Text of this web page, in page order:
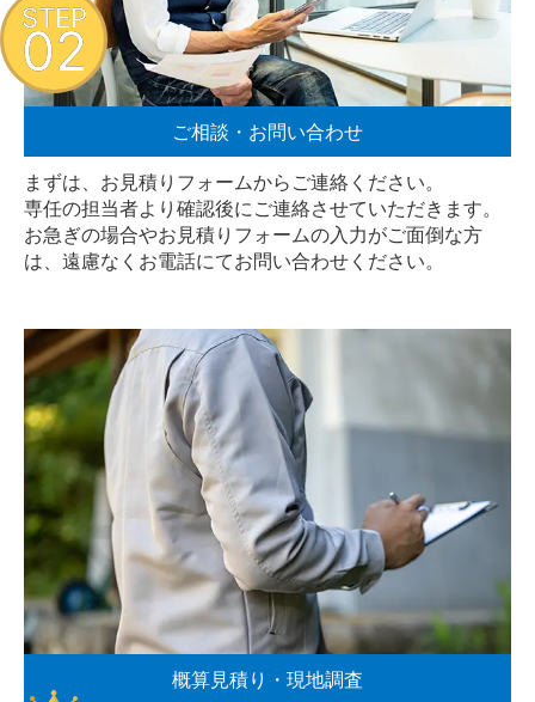
ご相談・お問い合わせ
まずは、お見積りフォームからご連絡ください。
専任の担当者より確認後にご連絡させていただきます。
お急ぎの場合やお見積りフォームの入力がご面倒な方
は、遠慮なく お電話にてお問い合わせください。
STEP
02
概算見積り・現地調査